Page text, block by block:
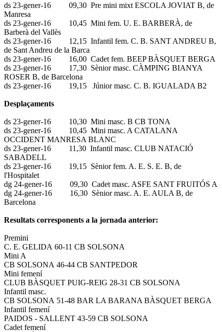
ds 23-gener-16 09,30 Pre mini mixt ESCOLA JOVIAT B, de
Manresa
ds 23-gener-16 10,45 Mini fem. U. E. BARBERÀ, de
Barberà del Vallès
ds 23-gener-16 12,15 Infantil fem. C. B. SANT ANDREU B,
de Sant Andreu de la Barca
ds 23-gener-16 16,00 Cadet fem. BEEP BÀSQUET BERGA
ds 23-gener-16 17,30 Sènior masc. CÀMPING BIANYA
ROSER B, de Barcelona
ds 23-gener-16 19,15 Júnior masc. C. B. IGUALADA B2
Desplaçaments
ds 23-gener-16 10,30 Mini masc. B CB TONA
ds 23-gener-16 10,45 Mini masc. A CATALANA
OCCIDENT MANRESA BLANC
ds 23-gener-16 11,30 Infantil masc. CLUB NATACIÓ
SABADELL
ds 23-gener-16 19,15 Sènior fem. A. E. S. E. B, de
l'Hospitalet
dg 24-gener-16 09,30 Cadet masc. ASFE SANT FRUITÓS A
dg 24-gener-16 16,30 Sènior masc. A. E. AULA B, de
Barcelona
Resultats corresponents a la jornada anterior:
Premini
C. E. GELIDA 60-11 CB SOLSONA
Mini A
CB SOLSONA 46-44 CB SANTPEDOR
Mini femení
CLUB BÀSQUET PUIG-REIG 28-31 CB SOLSONA
Infantil masc.
CB SOLSONA 51-48 BAR LA BARANA BÀSQUET BERGA
Infantil femení
PAIDOS - SALLENT 43-59 CB SOLSONA
Cadet femení